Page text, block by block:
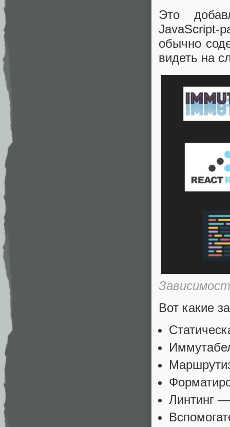
Это
JavaScript-
обычно
видеть на
Вот какие
Линтинг